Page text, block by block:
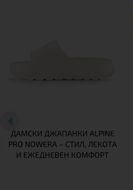
ДАМСКИ ДЖАПАНКИ ALPINE
PRO NOWERA – СТИЛ, ЛЕКОТА
И ЕЖЕДНЕВЕН КОМФОРТ